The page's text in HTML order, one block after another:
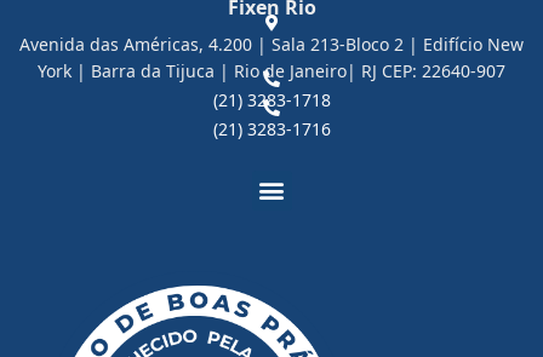
Fixen Rio
Avenida das Américas, 4.200 | Sala 213-Bloco 2 | Edifício New
York | Barra da Tijuca | Rio de Janeiro| RJ CEP: 22640-907
(21) 3283-1718
(21) 3283-1716